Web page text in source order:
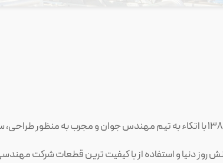
دانش روز دنیا و استفاده از با کیفیت ترین قطعات شرکت